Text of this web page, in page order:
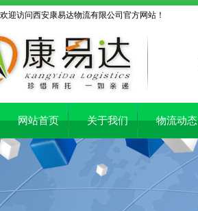
欢迎访问西安康易达物流有限公司官方网站！
网站首页 关于我们 物流动态